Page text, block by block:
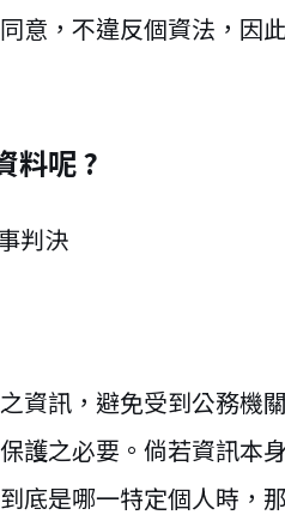
意，不違反個資法，因
料呢 ?
判決
資訊，避免受到公務機
護之必要。倘若資訊本
底是哪一特定個人時，